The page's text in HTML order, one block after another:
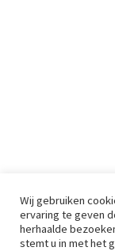
Wij gebruiken
ervaring te geven
herhaalde
stemt u in met het